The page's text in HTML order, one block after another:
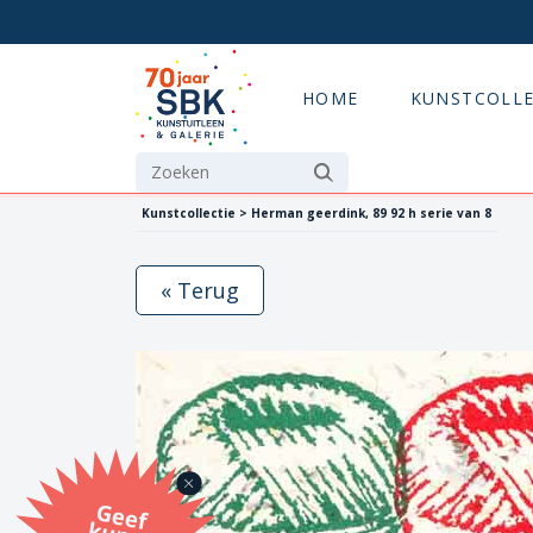
HOME
Kunstcollectie > Herman geerdink, 89 92 h serie van 8
G
eef
u
n
st
a
d
o
m
et
e SB
K
u
n
stb
o
n
« Terug